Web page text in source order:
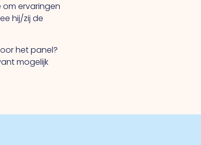
ervaringen
hij/zij de
het panel?
mogelijk